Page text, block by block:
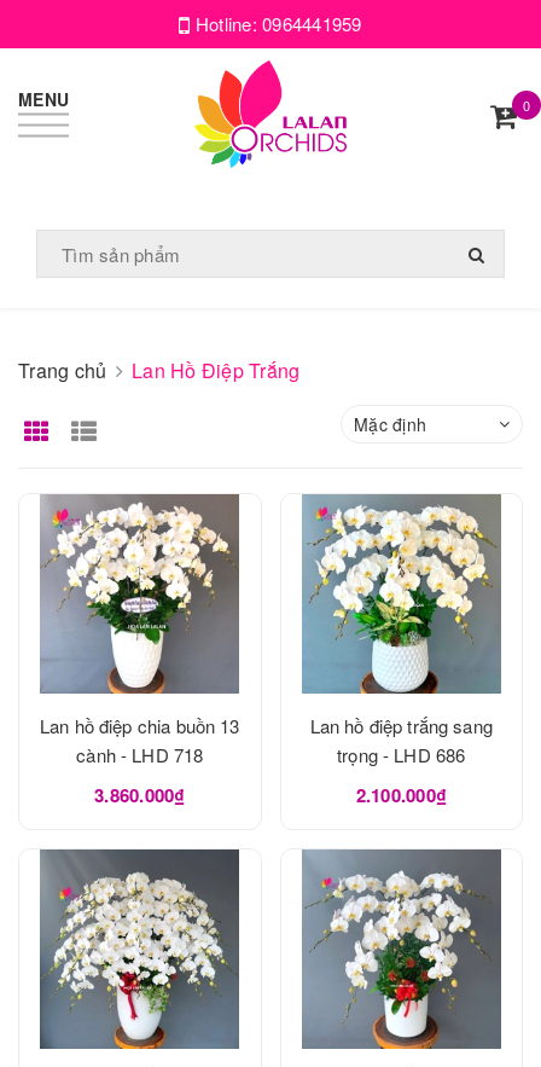
Hotline:0964441959
MENU 0
Trang chủ Lan Hồ Điệp Trắng
Mặc định
Lan hồ điệp chia buồn 13
cành - LHD 718
3.860.000₫
Lan hồ điệp trắng sang
trọng - LHD 686
2.100.000₫